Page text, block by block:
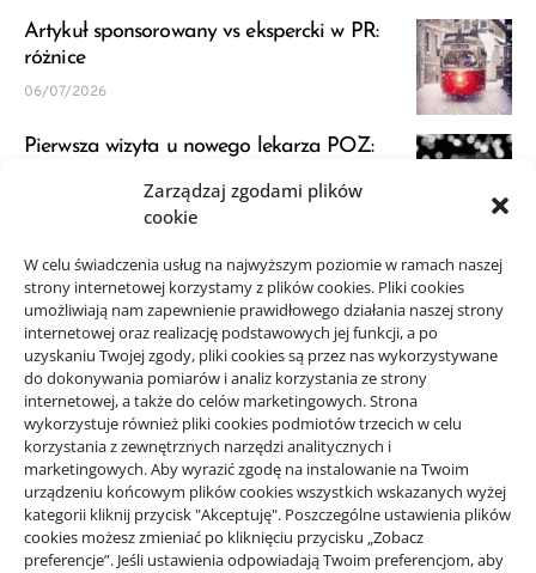
Zarządzaj zgodami plików
cookie
W celu świadczenia usług na najwyższym poziomie w ramach naszej
strony internetowej korzystamy z plików cookies. Pliki cookies
umożliwiają nam zapewnienie prawidłowego działania naszej strony
internetowej oraz realizację podstawowych jej funkcji, a po
uzyskaniu Twojej zgody, pliki cookies są przez nas wykorzystywane
do dokonywania pomiarów i analiz korzystania ze strony
internetowej, a także do celów marketingowych. Strona
wykorzystuje również pliki cookies podmiotów trzecich w celu
korzystania z zewnętrznych narzędzi analitycznych i
marketingowych. Aby wyrazić zgodę na instalowanie na Twoim
urządzeniu końcowym plików cookies wszystkich wskazanych wyżej
kategorii kliknij przycisk "Akceptuję". Poszczególne ustawienia plików
cookies możesz zmieniać po kliknięciu przycisku „Zobacz
preferencje”. Jeśli ustawienia odpowiadają Twoim preferencjom, aby
Artykuł sponsorowany vs ekspercki w PR:
różnice
06/07/2026
Pierwsza wizyta u nowego lekarza POZ:
JDG a VAT: kiedy zapytać księgową przed
startem
21/06/2026
Projekty domów Rzeszów
wizytówki nap